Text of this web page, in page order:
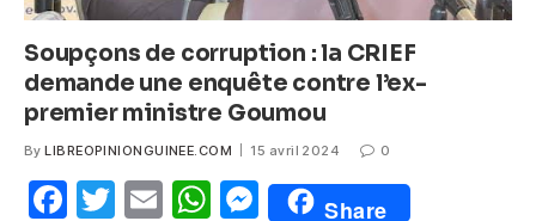
Soupçons de corruption : la CRIEF
demande une enquête contre l’ex-
premier ministre Goumou
By LIBREOPINIONGUINEE.COM 15 avril 2024 0
F
T
E
W M
Share